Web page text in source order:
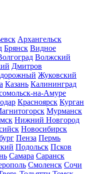
Архангельск
Брянск Видное
Волжский
Дмитров
Жуковский
Казань Калининград
на-Амуре
Красноярск Курган
Мурманск
Нижний Новгород
Новосибирск
Пенза Пермь
Подольск Псков
Самара Саранск
Смоленск Сочи